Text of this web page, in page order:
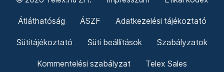
Átláthatóság ÁSZF Adatkezelési tájékoztató
Sütitájékoztató Süti beállítások Szabályzatok
Kommentelési szabályzat Telex Sales